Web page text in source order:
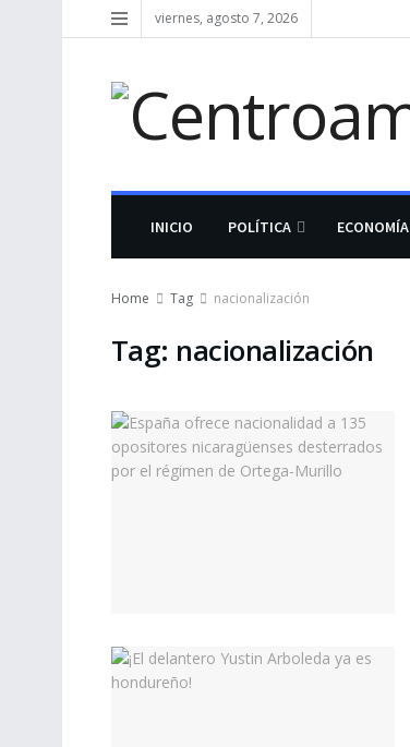
viernes, agosto 7, 2026
INICIO POLÍTICA ECONOMÍA
Home Tag nacionalización
Tag: nacionalización